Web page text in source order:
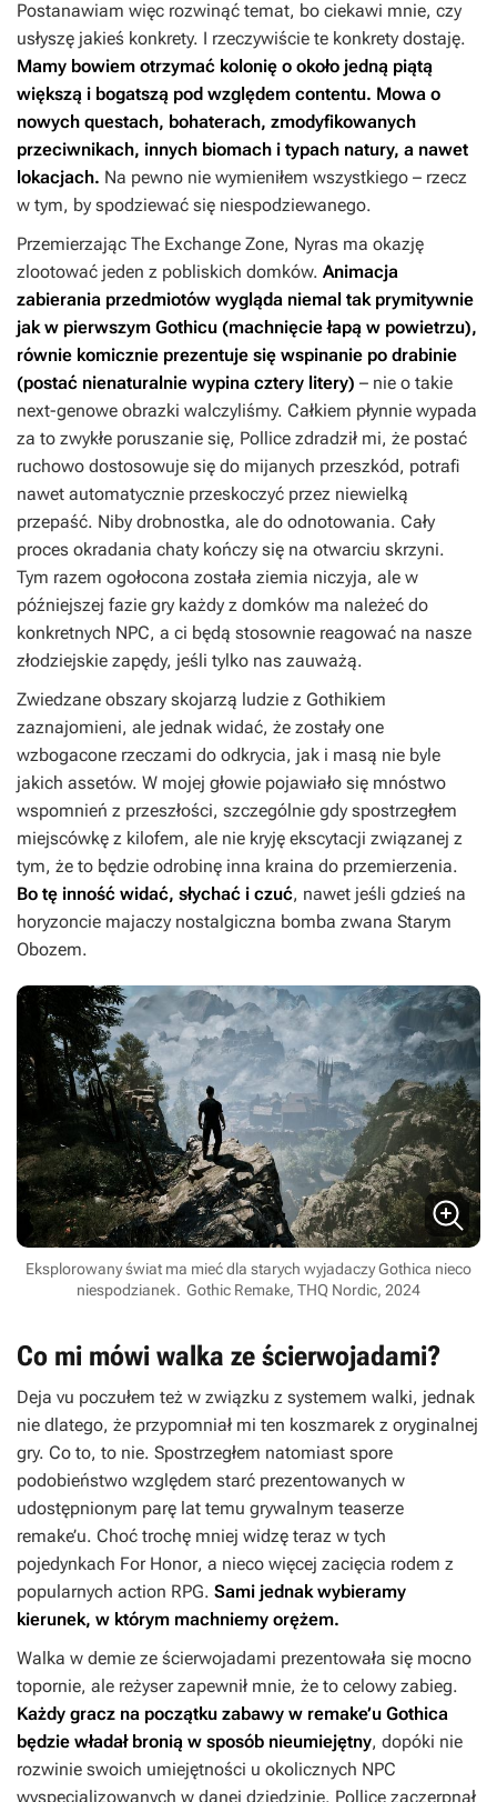
Postanawiam więc rozwinąć temat, bo ciekawi mnie, czy
usłyszę jakieś konkrety. I rzeczywiście te konkrety dostaję.
Mamy bowiem otrzymać kolonię o około jedną piątą
większą i bogatszą pod względem contentu. Mowa o
nowych questach, bohaterach, zmodyfikowanych
przeciwnikach, innych biomach i typach natury, a nawet
lokacjach. Na pewno nie wymieniłem wszystkiego – rzecz
w tym, by spodziewać się niespodziewanego.
Przemierzając The Exchange Zone, Nyras ma okazję
zlootować jeden z pobliskich domków. Animacja
zabierania przedmiotów wygląda niemal tak prymitywnie
jak w pierwszym Gothicu (machnięcie łapą w powietrzu),
równie komicznie prezentuje się wspinanie po drabinie
(postać nienaturalnie wypina cztery litery) – nie o takie
next-genowe obrazki walczyliśmy. Całkiem płynnie wypada
za to zwykłe poruszanie się, Pollice zdradził mi, że postać
ruchowo dostosowuje się do mijanych przeszkód, potrafi
nawet automatycznie przeskoczyć przez niewielką
przepaść. Niby drobnostka, ale do odnotowania. Cały
proces okradania chaty kończy się na otwarciu skrzyni.
Tym razem ogołocona została ziemia niczyja, ale w
późniejszej fazie gry każdy z domków ma należeć do
konkretnych NPC, a ci będą stosownie reagować na nasze
złodziejskie zapędy, jeśli tylko nas zauważą.
Zwiedzane obszary skojarzą ludzie z Gothikiem
zaznajomieni, ale jednak widać, że zostały one
wzbogacone rzeczami do odkrycia, jak i masą nie byle
jakich assetów. W mojej głowie pojawiało się mnóstwo
wspomnień z przeszłości, szczególnie gdy spostrzegłem
miejscówkę z kilofem, ale nie kryję ekscytacji związanej z
tym, że to będzie odrobinę inna kraina do przemierzenia.
Bo tę inność widać, słychać i czuć, nawet jeśli gdzieś na
horyzoncie majaczy nostalgiczna bomba zwana Starym
Obozem.
Eksplorowany świat ma mieć dla starych wyjadaczy Gothica nieco
niespodzianek. Gothic Remake, THQ Nordic, 2024
Co mi mówi walka ze ścierwojadami?
Deja vu poczułem też w związku z systemem walki, jednak
nie dlatego, że przypomniał mi ten koszmarek z oryginalnej
gry. Co to, to nie. Spostrzegłem natomiast spore
podobieństwo względem starć prezentowanych w
udostępnionym parę lat temu grywalnym teaserze
remake’u. Choć trochę mniej widzę teraz w tych
pojedynkach For Honor, a nieco więcej zacięcia rodem z
popularnych action RPG. Sami jednak wybieramy
kierunek, w którym machniemy orężem.
Walka w demie ze ścierwojadami prezentowała się mocno
topornie, ale reżyser zapewnił mnie, że to celowy zabieg.
Każdy gracz na początku zabawy w remake’u Gothica
będzie władał bronią w sposób nieumiejętny, dopóki nie
rozwinie swoich umiejętności u okolicznych NPC
wyspecjalizowanych w danej dziedzinie. Pollice zaczerpnął